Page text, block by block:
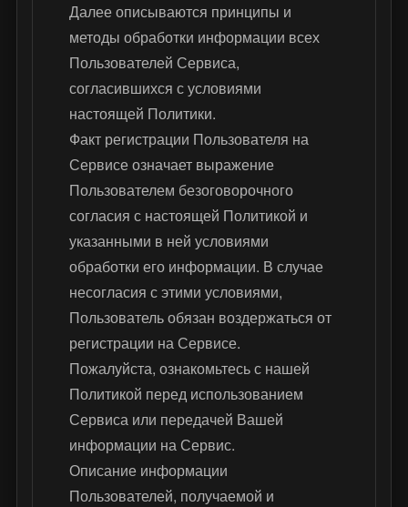
Далее описываются принципы и
методы обработки информации всех
Пользователей Сервиса,
согласившихся с условиями
настоящей Политики.
Факт регистрации Пользователя на
Сервисе означает выражение
Пользователем безоговорочного
согласия с настоящей Политикой и
указанными в ней условиями
обработки его информации. В случае
несогласия с этими условиями,
Пользователь обязан воздержаться от
регистрации на Сервисе.
Пожалуйста, ознакомьтесь с нашей
Политикой перед использованием
Сервиса или передачей Вашей
информации на Сервис.
Описание информации
Пользователей, получаемой и